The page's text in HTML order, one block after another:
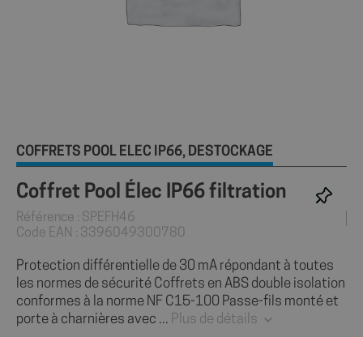
COFFRETS POOL ÉLEC IP66, DÉSTOCKAGE
Coffret Pool Élec IP66 filtration
Référence : SPEFH46
Code EAN : 3396049300780
Protection différentielle de 30 mA répondant à toutes
les normes de sécurité Coffrets en ABS double isolation
conformes à la norme NF C15-100 Passe-fils monté et
porte à charnières avec ... Plus de détails